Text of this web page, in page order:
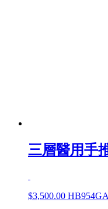
三層醫用手
$3,500.00 HB954G